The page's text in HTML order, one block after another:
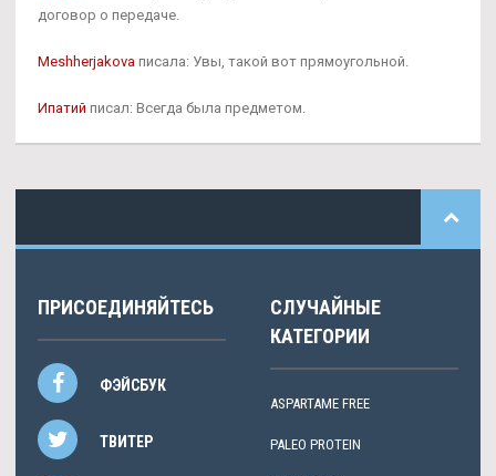
договор о передаче.
Meshherjakova писала: Увы, такой вот прямоугольной.
Ипатий писал: Всегда была предметом.
ПРИСОЕДИНЯЙТЕСЬ
ФЭЙСБУК
ТВИТЕР
СЛУЧАЙНЫЕ
КАТЕГОРИИ
ASPARTAME FREE
PALEO PROTEIN